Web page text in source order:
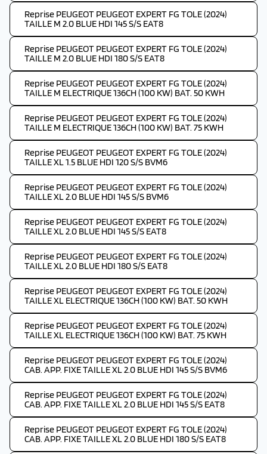
Reprise PEUGEOT PEUGEOT EXPERT FG TOLE (2024)
TAILLE M 2.0 BLUE HDI 145 S/S EAT8
Reprise PEUGEOT PEUGEOT EXPERT FG TOLE (2024)
TAILLE M 2.0 BLUE HDI 180 S/S EAT8
Reprise PEUGEOT PEUGEOT EXPERT FG TOLE (2024)
TAILLE M ELECTRIQUE 136CH (100 KW) BAT. 50 KWH
Reprise PEUGEOT PEUGEOT EXPERT FG TOLE (2024)
TAILLE M ELECTRIQUE 136CH (100 KW) BAT. 75 KWH
Reprise PEUGEOT PEUGEOT EXPERT FG TOLE (2024)
TAILLE XL 1.5 BLUE HDI 120 S/S BVM6
Reprise PEUGEOT PEUGEOT EXPERT FG TOLE (2024)
TAILLE XL 2.0 BLUE HDI 145 S/S BVM6
Reprise PEUGEOT PEUGEOT EXPERT FG TOLE (2024)
TAILLE XL 2.0 BLUE HDI 145 S/S EAT8
Reprise PEUGEOT PEUGEOT EXPERT FG TOLE (2024)
TAILLE XL 2.0 BLUE HDI 180 S/S EAT8
Reprise PEUGEOT PEUGEOT EXPERT FG TOLE (2024)
TAILLE XL ELECTRIQUE 136CH (100 KW) BAT. 50 KWH
Reprise PEUGEOT PEUGEOT EXPERT FG TOLE (2024)
TAILLE XL ELECTRIQUE 136CH (100 KW) BAT. 75 KWH
Reprise PEUGEOT PEUGEOT EXPERT FG TOLE (2024)
CAB. APP. FIXE TAILLE XL 2.0 BLUE HDI 145 S/S BVM6
Reprise PEUGEOT PEUGEOT EXPERT FG TOLE (2024)
CAB. APP. FIXE TAILLE XL 2.0 BLUE HDI 145 S/S EAT8
Reprise PEUGEOT PEUGEOT EXPERT FG TOLE (2024)
CAB. APP. FIXE TAILLE XL 2.0 BLUE HDI 180 S/S EAT8